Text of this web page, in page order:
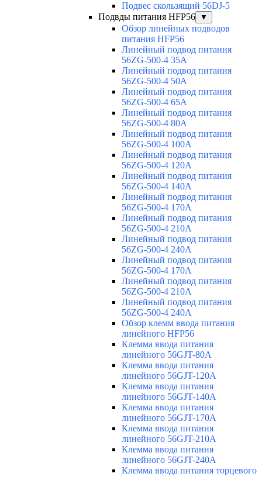
Подвес скользящий 56DJ-5
Подвды питания HFP56
▼
Обзор линейных подводов
питания HFP56
Линейный подвод питания
56ZG-500-4 35A
Линейный подвод питания
56ZG-500-4 50A
Линейный подвод питания
56ZG-500-4 65A
Линейный подвод питания
56ZG-500-4 80A
Линейный подвод питания
56ZG-500-4 100A
Линейный подвод питания
56ZG-500-4 120A
Линейный подвод питания
56ZG-500-4 140A
Линейный подвод питания
56ZG-500-4 170A
Линейный подвод питания
56ZG-500-4 210A
Линейный подвод питания
56ZG-500-4 240A
Линейный подвод питания
56ZG-500-4 170A
Линейный подвод питания
56ZG-500-4 210A
Линейный подвод питания
56ZG-500-4 240A
Обзор клемм ввода питания
линейного HFP56
Клемма ввода питания
линейного 56GJT-80A
Клемма ввода питания
линейного 56GJT-120A
Клемма ввода питания
линейного 56GJT-140A
Клемма ввода питания
линейного 56GJT-170A
Клемма ввода питания
линейного 56GJT-210A
Клемма ввода питания
линейного 56GJT-240A
Клемма ввода питания торцевого